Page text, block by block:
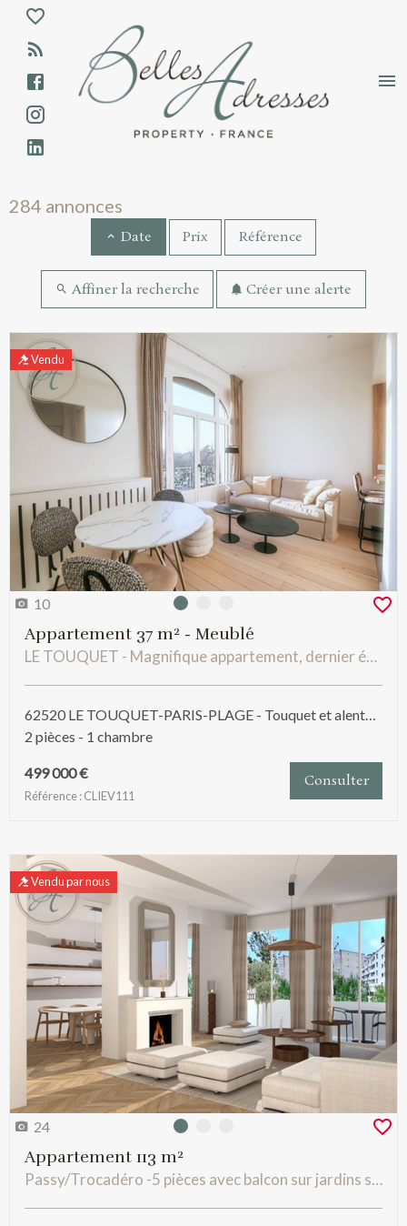
Annonces immobilières - Résultats de
Aparté haute
En-tête
Liens
284 annonces
Date Prix Référence
Affiner la recherche Créer une alerte
Résultats de recherche
Vendu
10 Photo 0
Appartement 37 m² - Meublé
LE TOUQUET - Magnifique appartement, dernier étage avec balcon, vue splendide, 37 m2, une chambre.
62520 LE TOUQUET-PARIS-PLAGE - Touquet et alentours
2 pièces - 1 chambre
499 000 €
Référence : CLIEV111
Consulter
Vendu par nous
24 Photo 0
Appartement 113 m²
Passy/Trocadéro -5 pièces avec balcon sur jardins sectorisé Janson de Sailly